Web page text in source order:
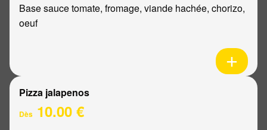
Base sauce tomate, fromage, viande hachée, chorizo,
oeuf
Pizza jalapenos
Dès 10.00 €